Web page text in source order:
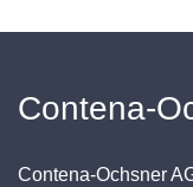
Contena-
Contena-Ochsner